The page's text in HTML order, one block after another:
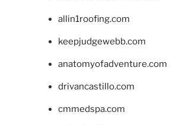
allin1roofing.com
keepjudgewebb.com
anatomyofadventure.com
drivancastillo.com
cmmedspa.com